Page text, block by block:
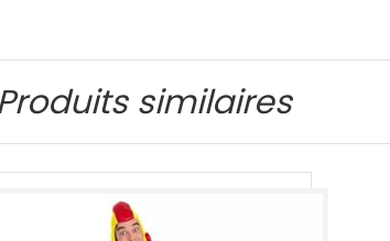
similaires